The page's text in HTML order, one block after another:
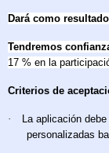
Dará como resultado
Tendremos
17 % en la
Criterios de
·
La aplicación
personalizadas